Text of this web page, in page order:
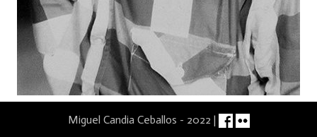
Miguel Candia Ceballos - 2022 |